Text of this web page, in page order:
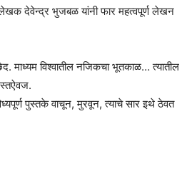
देवेन्द्र भुजबळ यांनी फार महत्वपूर्ण लेखन
छेद. माध्यम विश्वातील नजिकचा भूतकाळ… त्यातील
पुस्तके वाचून, मुरवून, त्याचे सार इथे ठेवत